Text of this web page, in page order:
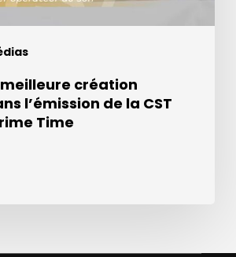
création
l’émission de la CST
Time